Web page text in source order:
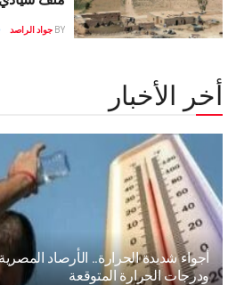
BY جواد الراصد
أخر الأخبار
أجواء شديدة الحرارة.. الأرصاد
ودرجات الحرارة المتوقعة